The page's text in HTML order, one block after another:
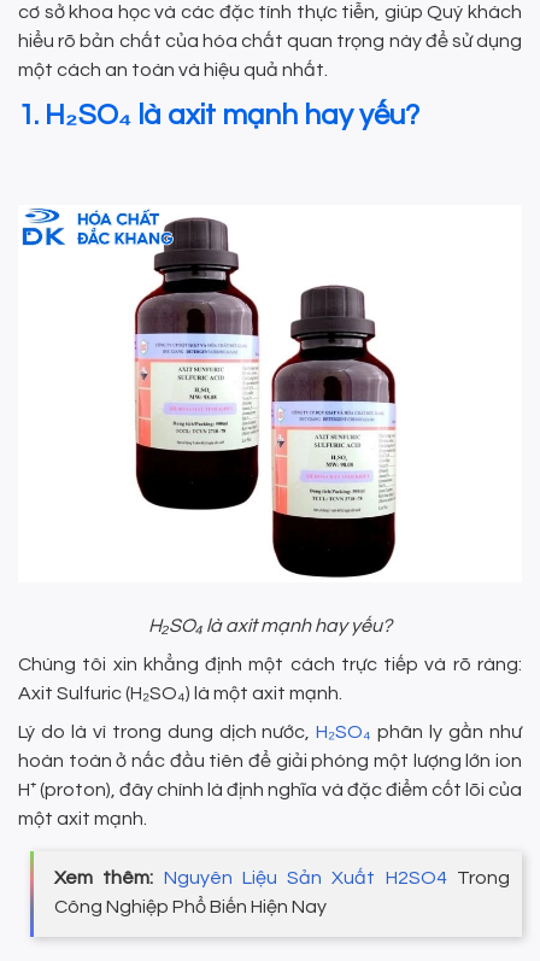
cơ sở khoa học và các đặc tính thực tiễn, giúp Quý khách
hiểu rõ bản chất của hóa chất quan trọng này để sử dụng
một cách an toàn và hiệu quả nhất.
1. H₂SO₄ là axit mạnh hay yếu?
H₂SO₄ là axit mạnh hay yếu?
Chúng tôi xin khẳng định một cách trực tiếp và rõ ràng:
Axit Sulfuric (H₂SO₄) là một axit mạnh.
Lý do là vì trong dung dịch nước,H₂SO₄ phân ly gần như
hoàn toàn ở nấc đầu tiên để giải phóng một lượng lớn ion
H⁺ (proton), đây chính là định nghĩa và đặc điểm cốt lõi của
một axit mạnh.
Xem thêm: Nguyên Liệu Sản Xuất H2SO4Trong
Công Nghiệp Phổ Biến Hiện Nay